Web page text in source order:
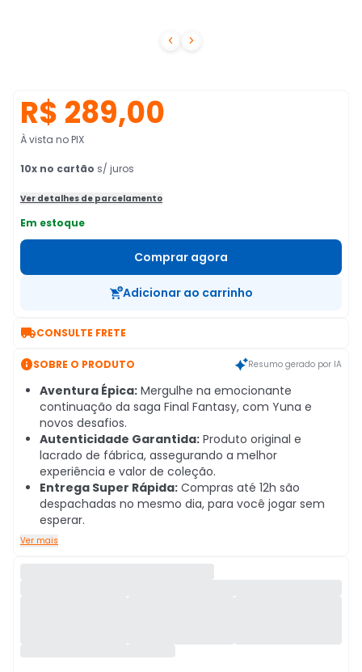
 
R$ 289,00
À vista no PIX
10x no cartão s/ juros
Ver detalhes de parcelamento
Em estoque
Comprar agora
Adicionar ao carrinho
CONSULTE FRETE
SOBRE O PRODUTO Resumo gerado por IA
Aventura Épica: Mergulhe na emocionante
continuação da saga Final Fantasy, com Yuna e
novos desafios.
Autenticidade Garantida: Produto original e
lacrado de fábrica, assegurando a melhor
experiência e valor de coleção.
Entrega Super Rápida: Compras até 12h são
despachadas no mesmo dia, para você jogar sem
esperar.
Ver mais